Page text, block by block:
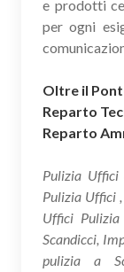
e prodotti
per ogni
Oltre il
Reparto
Reparto
Pulizia Uffici
Pulizia Uffici
Uffici
Scandicci,
pulizia a